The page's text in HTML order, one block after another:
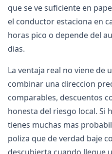
que se ve suficiente en
el conductor estaciona en
horas pico o depende del
dias.
La ventaja real no viene de
combinar una direccion
comparables, descuentos
honesta del riesgo local. Si
tienes muchas mas
poliza que de verdad baje